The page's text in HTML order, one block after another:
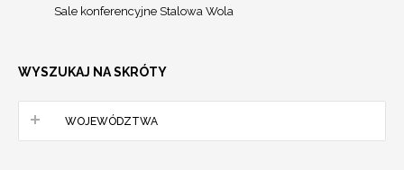
Sale konferencyjne Stalowa Wola
WYSZUKAJ NA SKRÓTY
WOJEWÓDZTWA